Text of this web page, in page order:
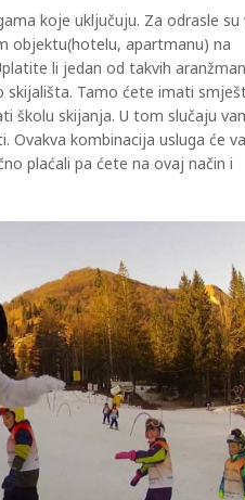
koje uključuju. Za odrasle su
objektu(hotelu, apartmanu) na
li jedan od takvih
Tamo ćete imati
školu skijanja. U tom slučaju
kombinacija usluga će
plaćali pa ćete na ovaj način i